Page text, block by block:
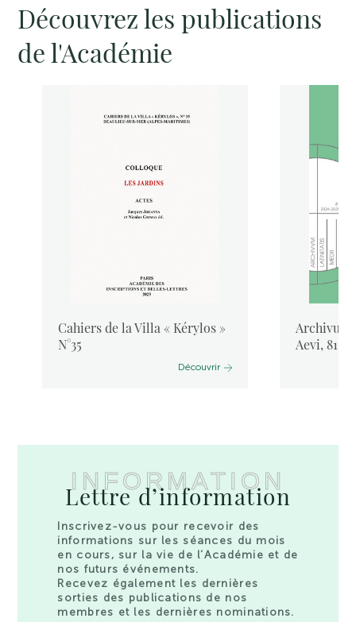
Découvrez les publications
de l'Académie
Cahiers de la Villa « Kérylos »
N°35
Découvrir
Aevi, 81,
INFORMATION
Lettre d’information
Inscrivez-vous pour recevoir des
informations sur les séances du mois
en cours, sur la vie de l’Académie et de
nos futurs événements.
Recevez également les dernières
sorties des publications de nos
membres et les dernières nominations.